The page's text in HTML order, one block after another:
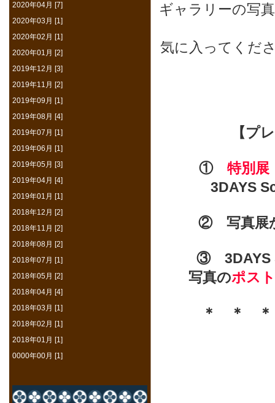
ギャラリーの写
気に入ってくだ
【プ
① 特別
3DAYS
② 写真展
③ 3DAYS
写真のポス
＊ ＊
2020年04月 [7]
2020年03月 [1]
2020年02月 [1]
2020年01月 [2]
2019年12月 [3]
2019年11月 [2]
2019年09月 [1]
2019年08月 [4]
2019年07月 [1]
2019年06月 [1]
2019年05月 [3]
2019年04月 [4]
2019年01月 [1]
2018年12月 [2]
2018年11月 [2]
2018年08月 [2]
2018年07月 [1]
2018年05月 [2]
2018年04月 [4]
2018年03月 [1]
2018年02月 [1]
2018年01月 [1]
0000年00月 [1]